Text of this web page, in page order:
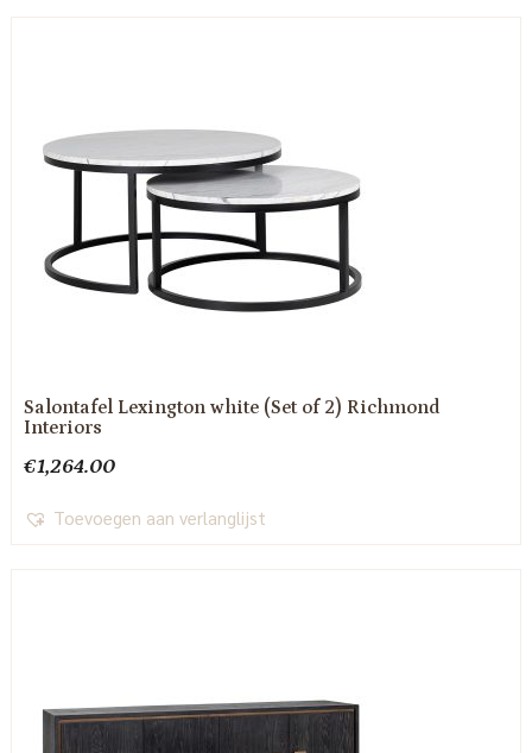
Salontafel Lexington white (Set of 2) Richmond
Interiors
€1,264.00
Toevoegen aan verlanglijst